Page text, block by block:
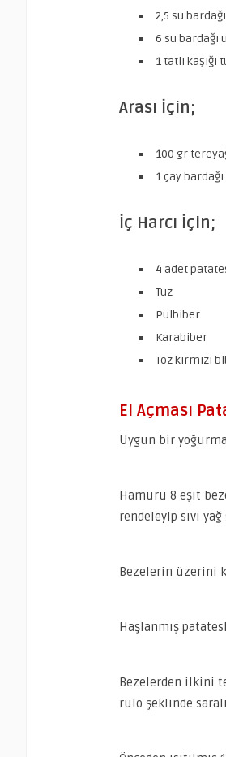
2,5 su bardağı
6 su bardağı
1 tatlı kaşığı
Arası İçin;
100 gr
1 çay bardağı
İç Harcı İçin;
4 adet
Tuz
Pulbiber
Karabiber
Toz kırmızı
El Açması
Uygun bir
Hamuru 8 eşit
rendeleyip sıvı
Bezelerin üzerini
Haşlanmış
Bezelerden ilkini
rulo şeklinde